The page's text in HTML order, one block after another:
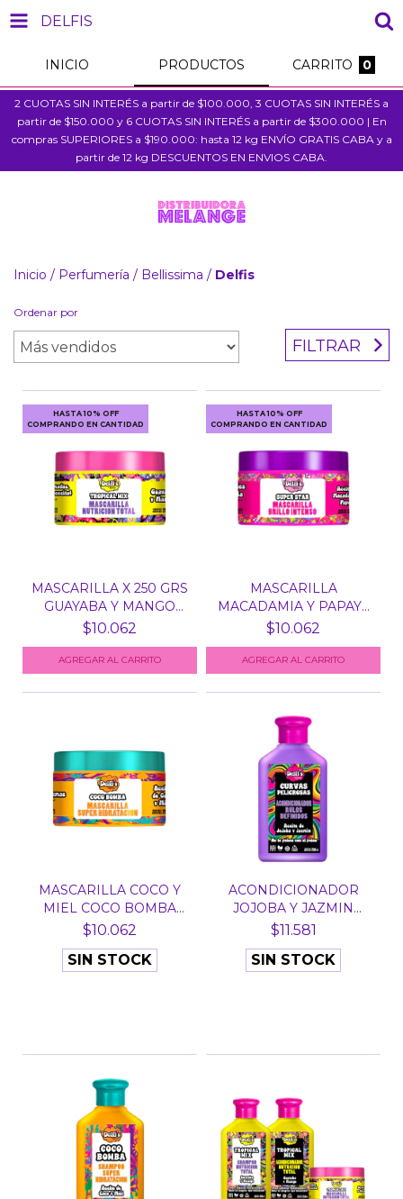
DELFIS
INICIO PRODUCTOS CARRITO 0
2 CUOTAS SIN INTERÉS a partir de $100.000, 3 CUOTAS SIN INTERÉS a
partir de $150.000 y 6 CUOTAS SIN INTERÉS a partir de $300.000 | En
compras SUPERIORES a $190.000: hasta 12 kg ENVÍO GRATIS CABA y a
partir de 12 kg DESCUENTOS EN ENVIOS CABA.
Inicio / Perfumería / Bellissima / Delfis
Ordenar por
FILTRAR
HASTA 10% OFF
COMPRANDO EN CANTIDAD
MASCARILLA X 250 GRS
GUAYABA Y MANGO
TRO...
$10.062
HASTA 10% OFF
COMPRANDO EN CANTIDAD
MASCARILLA
MACADAMIA Y PAPAYA
SUPER STAR...
$10.062
MASCARILLA COCO Y
MIEL COCO BOMBA
DELFI´...
$10.062
SIN STOCK
ACONDICIONADOR
JOJOBA Y JAZMIN
CURVAS PE...
$11.581
SIN STOCK